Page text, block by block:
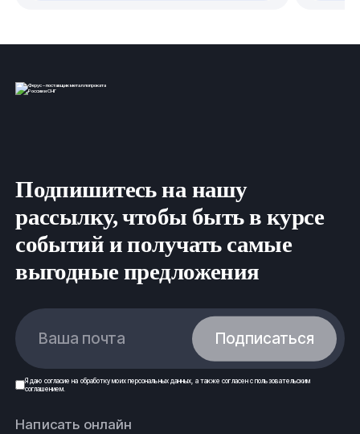
Подпишитесь на нашу
рассылку, чтобы быть в курсе
событий и получать самые
выгодные предложения
Ваша почта Подписаться
Я даю согласие на обработку моих персональных данных, а также согласен спользовательским
соглашением.
Написать онлайн